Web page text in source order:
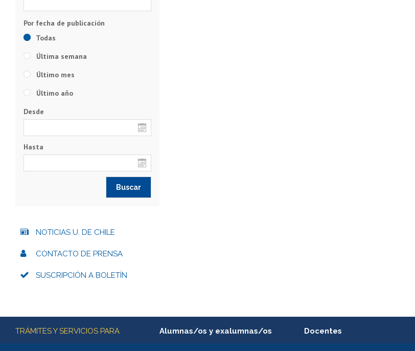
Todas
Última semana
Último mes
Último año
Desde
Hasta
NOTICIAS U. DE CHILE
CONTACTO DE PRENSA
SUSCRIPCIÓN A BOLETÍN
Más información
TRÁMITES Y SERVICIOS PARA Alumnas/os y exalumnas/os Docentes